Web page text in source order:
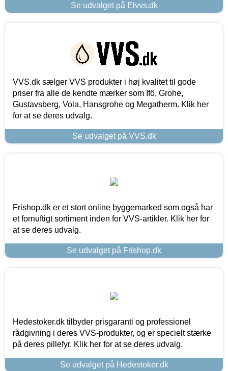
Se udvalget på Elvvs.dk
VVS.dk sælger VVS produkter i høj kvalitet til gode
priser fra alle de kendte mærker som Ifö, Grohe,
Gustavsberg, Vola, Hansgrohe og Megatherm. Klik her
for at se deres udvalg.
Se udvalget på VVS.dk
Frishop.dk er et stort online byggemarked som også har
et fornuftigt sortiment inden for VVS-artikler. Klik her for
at se deres udvalg.
Se udvalget på Frishop.dk
Hedestoker.dk tilbyder prisgaranti og professionel
rådgivning i deres VVS-produkter, og er specielt stærke
på deres pillefyr. Klik her for at se deres udvalg.
Se udvalget på Hedestoker.dk